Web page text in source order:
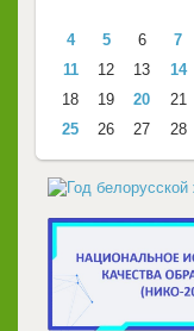
4
5 6 7
11
12 13 14
18
19 20 21
25
26 27 28